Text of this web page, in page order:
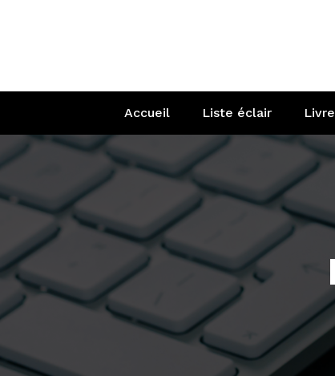
Accueil Liste éclair